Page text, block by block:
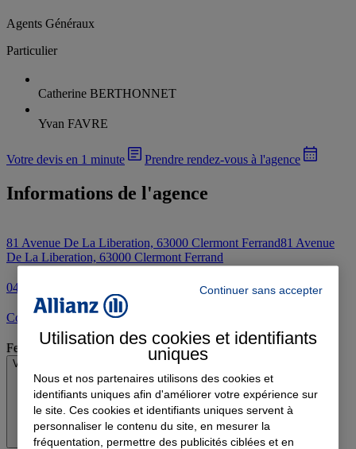
Agents Généraux
Particulier
Catherine BERTHONNET
Yvan FAVRE
Votre devis en 1 minute Prendre rendez-vous à l'agence
Informations de l'agence
81 Avenue De La Liberation, 63000 Clermont Ferrand81 Avenue
De La Liberation, 63000 Clermont Ferrand
04 73 93 85 97
Contacter l'agence par e-mail
Fermé
Voir les horaires
Continuer sans accepter
Utilisation des cookies et identifiants
uniques
Nous et nos partenaires utilisons des cookies et
identifiants uniques afin d'améliorer votre expérience sur
le site. Ces cookies et identifiants uniques servent à
personnaliser le contenu du site, en mesurer la
fréquentation, permettre des publicités ciblées et en